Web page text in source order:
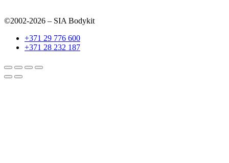
©2002-2026 – SIA Bodykit
+371 29 776 600
+371 28 232 187